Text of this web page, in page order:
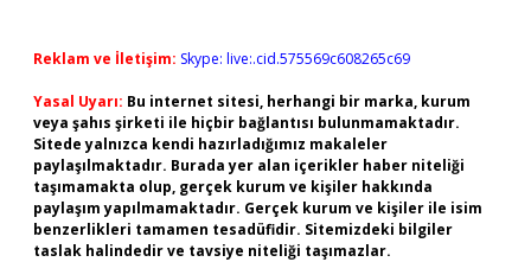
Reklam ve İletişim: Skype: live:.cid.575569c608265c69
Yasal Uyarı: Bu internet sitesi, herhangi bir marka, kurum
veya şahıs şirketi ile hiçbir bağlantısı bulunmamaktadır.
Sitede yalnızca kendi hazırladığımız makaleler
paylaşılmaktadır. Burada yer alan içerikler haber niteliği
taşımamakta olup, gerçek kurum ve kişiler hakkında
paylaşım yapılmamaktadır. Gerçek kurum ve kişiler ile isim
benzerlikleri tamamen tesadüfidir. Sitemizdeki bilgiler
taslak halindedir ve tavsiye niteliği taşımazlar.